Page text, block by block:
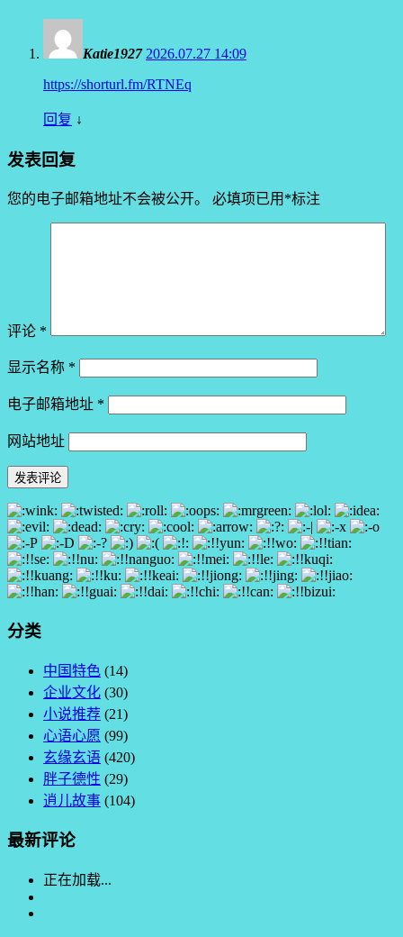
Katie1927 2026.07.27 14:09
https://shorturl.fm/RTNEq
回复 ↓
发表回复
您的电子邮箱地址不会被公开。 必填项已用 *标注
评论 *
显示名称 *
电子邮箱地址 *
网站地址
分类
中国特色 (14)
企业文化 (30)
小说推荐 (21)
心语心愿 (99)
玄缘玄语 (420)
胖子德性 (29)
逍儿故事 (104)
最新评论
正在加载...